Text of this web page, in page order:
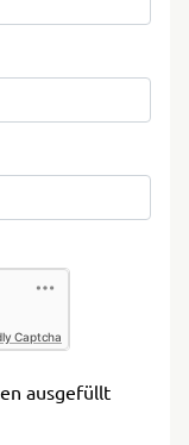
Captcha
ausgefüllt